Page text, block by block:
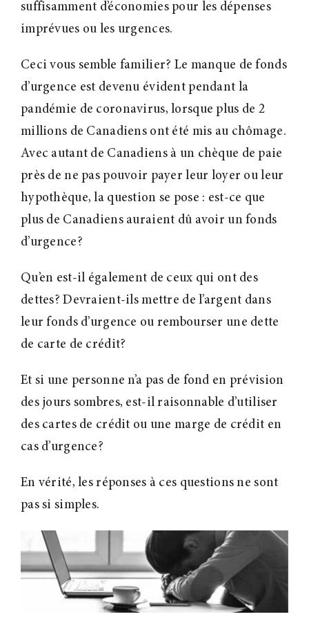
suffisamment d’économies pour les dépenses
imprévues ou les urgences.
Ceci vous semble familier? Le manque de fonds
d’urgence est devenu évident pendant la
pandémie de coronavirus, lorsque plus de 2
millions de Canadiens ont été mis au chômage.
Avec autant de Canadiens à un chèque de paie
près de ne pas pouvoir payer leur loyer ou leur
hypothèque, la question se pose : est-ce que
plus de Canadiens auraient dû avoir un fonds
d’urgence?
Qu’en est-il également de ceux qui ont des
dettes? Devraient-ils mettre de l’argent dans
leur fonds d’urgence ou rembourser une dette
de carte de crédit?
Et si une personne n’a pas de fond en prévision
des jours sombres, est-il raisonnable d’utiliser
des cartes de crédit ou une marge de crédit en
cas d’urgence?
En vérité, les réponses à ces questions ne sont
pas si simples.